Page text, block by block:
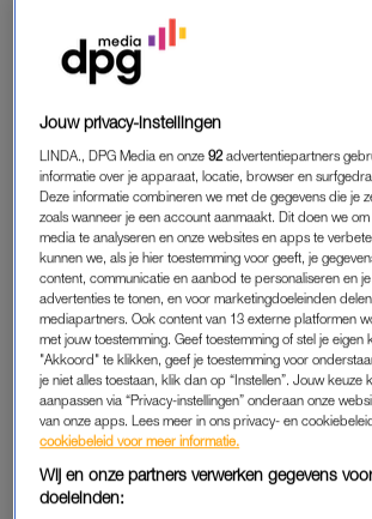
“Elke adoptie heeft een rauw randje”,
van Valentina. De 19-jarige
Colombia geadopteerd toen zij nog maar
ADOPTIE
Gastdocent van deze aflevering ‘Kunstenaar
Lita Cabellut is bekend met het rauwe
haar dertiende werd zij geadopteerd. Dit
om de jongeren te helpen.
“Ik was één van hun”, legt ze uit, “En ik
is om op de juiste manier aandacht te
heel urgent en nodig is.”
Ze vindt het onprettig om over haar verleden
Jouw privacy-instellingen
LINDA., DPG Media en onze92 advertentiepartners
informatie over je apparaat, locatie, browser en
Deze informatie combineren we met de gegevens die je
zoals wanneer je een account aanmaakt. Dit doen we
media te analyseren en onze websites en apps te
kunnen we, als je hier toestemming voor geeft, je
content, communicatie en aanbod te personaliseren en
advertenties te tonen, en voor marketingdoeleinden
mediapartners. Ook content van 13 externe platformen
met jouw toestemming. Geef toestemming of stel je eigen
"Akkoord" te klikken, geef je toestemming voor
je niet alles toestaan, klik dan op “Instellen”. Jouw keuze
aanpassen via “Privacy-instellingen” onderaan onze
van onze apps. Lees meer in ons privacy- en
cookiebeleid voor meer informatie.
Wij en onze partners verwerken gegevens
doeleinden: